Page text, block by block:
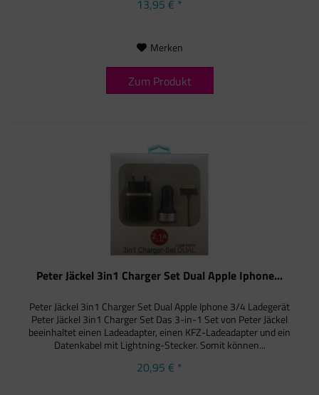
13,95 € *
Merken
Zum Produkt
Peter Jäckel 3in1 Charger Set Dual Apple Iphone...
Peter Jäckel 3in1 Charger Set Dual Apple Iphone 3/4 Ladegerät
Peter Jäckel 3in1 Charger Set Das 3-in-1 Set von Peter Jäckel
beeinhaltet einen Ladeadapter, einen KFZ-Ladeadapter und ein
Datenkabel mit Lightning-Stecker. Somit können...
20,95 € *